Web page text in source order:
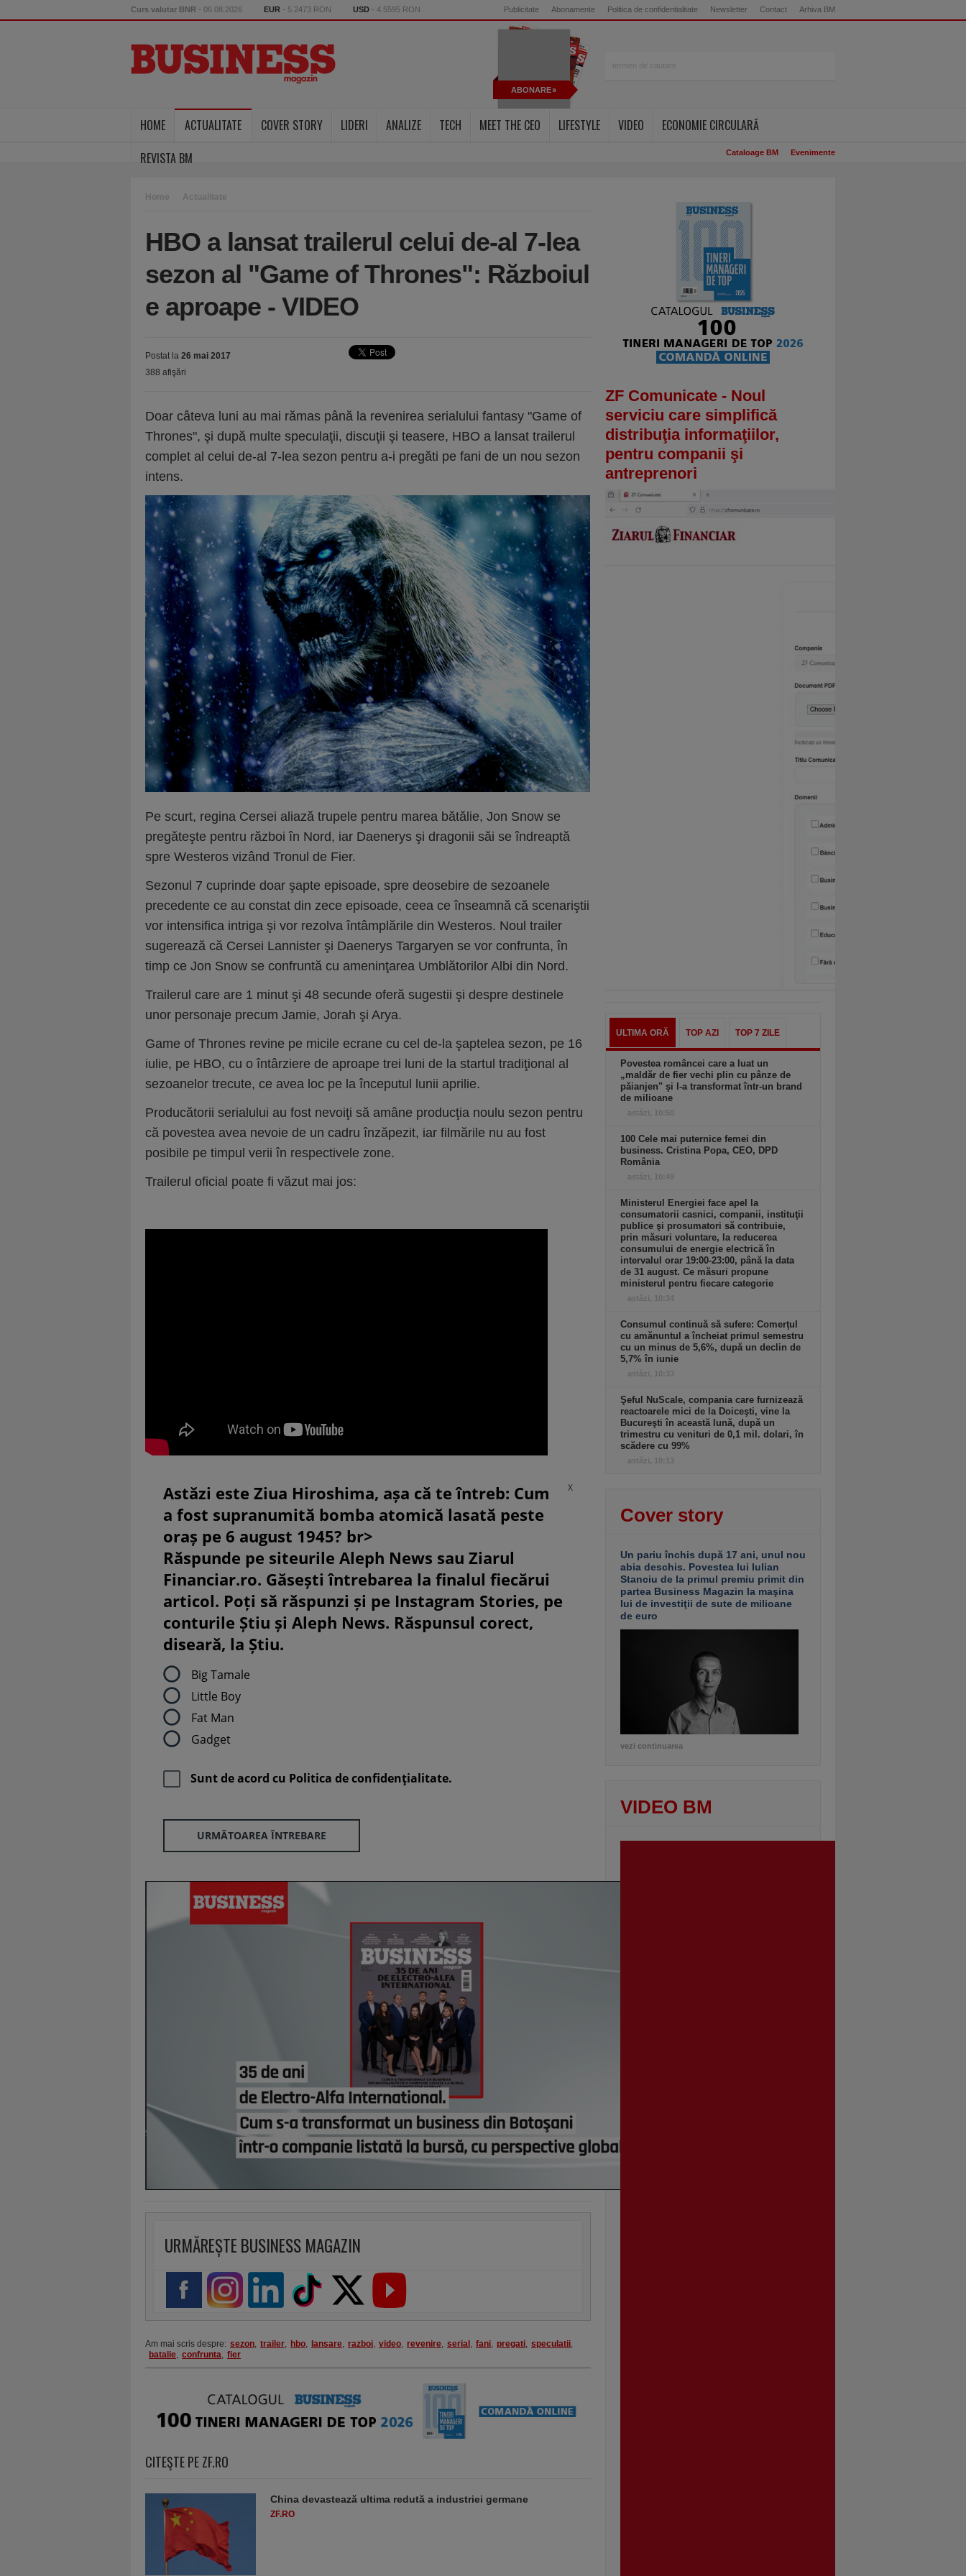
Curs valutar BNR - 06.08.2026 EUR - 5.2473 RON USD - 4.5595 RON Publicitate Abonamente Politica de confidentialitate Newsletter Contact Arhiva BM
ABONARE
HOME ACTUALITATE COVER STORY LIDERI ANALIZE TECH MEET THE CEO LIFESTYLE VIDEO
ECONOMIE CIRCULARĂ
REVISTA BM
Cataloage BM Evenimente
Home Actualitate
HBO a lansat trailerul celui de-al 7-lea
sezon al "Game of Thrones": Războiul
e aproape - VIDEO
Postat la 26 mai 2017
388 afişări
Doar câteva luni au mai rămas până la revenirea serialului fantasy "Game of
Thrones", şi după multe speculaţii, discuţii şi teasere, HBO a lansat trailerul
complet al celui de-al 7-lea sezon pentru a-i pregăti pe fani de un nou sezon
intens.
Pe scurt, regina Cersei aliază trupele pentru marea bătălie, Jon Snow se
pregăteşte pentru război în Nord, iar Daenerys şi dragonii săi se îndreaptă
spre Westeros vizând Tronul de Fier.
Sezonul 7 cuprinde doar şapte episoade, spre deosebire de sezoanele
precedente ce au constat din zece episoade, ceea ce înseamnă că scenariştii
vor intensifica intriga şi vor rezolva întâmplările din Westeros. Noul trailer
sugerează că Cersei Lannister şi Daenerys Targaryen se vor confrunta, în
timp ce Jon Snow se confruntă cu ameninţarea Umblătorilor Albi din Nord.
Trailerul care are 1 minut şi 48 secunde oferă sugestii şi despre destinele
unor personaje precum Jamie, Jorah şi Arya.
Game of Thrones revine pe micile ecrane cu cel de-la şaptelea sezon, pe 16
iulie, pe HBO, cu o întârziere de aproape trei luni de la startul tradiţional al
sezoanelor trecute, ce avea loc pe la începutul lunii aprilie.
Producătorii serialului au fost nevoiţi să amâne producţia noulu sezon pentru
că povestea avea nevoie de un cadru înzăpezit, iar filmările nu au fost
posibile pe timpul verii în respectivele zone.
Trailerul oficial poate fi văzut mai jos:
X
Astăzi este Ziua Hiroshima, așa că te întreb: Cum
a fost supranumită bomba atomică lasată peste
oraș pe 6 august 1945? br>
Răspunde pe siteurile Aleph News sau Ziarul
Financiar.ro. Găsești întrebarea la finalul fiecărui
articol. Poți să răspunzi și pe Instagram Stories, pe
conturile Știu și Aleph News. Răspunsul corect,
diseară, la Știu.
Big Tamale
Little Boy
Fat Man
Gadget
Sunt de acord cu Politica de confidenţialitate.
URMĂTOAREA ÎNTREBARE
URMĂREȘTE BUSINESS MAGAZIN
Am mai scris despre: sezon, trailer, hbo, lansare, razboi, video, revenire, serial , fani, pregati, speculatii,
batalie, confrunta, fier
CITEŞTE PE ZF.RO
China devastează ultima redută a industriei germane
ZF.RO
ZF Comunicate - Noul
serviciu care simplifică
distribuţia informaţiilor,
pentru companii şi
antreprenori
ULTIMA ORĂ TOP AZI TOP 7 ZILE
Povestea româncei care a luat un
„maldăr de fier vechi plin cu pânze de
păianjen" şi l-a transformat într-un brand
de milioane
astăzi, 10:50
100 Cele mai puternice femei din
business. Cristina Popa, CEO, DPD
România
astăzi, 10:49
Ministerul Energiei face apel la
consumatorii casnici, companii, instituţii
publice şi prosumatori să contribuie,
prin măsuri voluntare, la reducerea
consumului de energie electrică în
intervalul orar 19:00-23:00, până la data
de 31 august. Ce măsuri propune
ministerul pentru fiecare categorie
astăzi, 10:34
Consumul continuă să sufere: Comerţul
cu amănuntul a încheiat primul semestru
cu un minus de 5,6%, după un declin de
5,7% în iunie
astăzi, 10:33
Şeful NuScale, compania care furnizează
reactoarele mici de la Doiceşti, vine la
Bucureşti în această lună, după un
trimestru cu venituri de 0,1 mil. dolari, în
scădere cu 99%
astăzi, 10:13
Cover story
Un pariu închis după 17 ani, unul nou
abia deschis. Povestea lui Iulian
Stanciu de la primul premiu primit din
partea Business Magazin la maşina
lui de investiţii de sute de milioane
de euro
vezi continuarea
VIDEO BM